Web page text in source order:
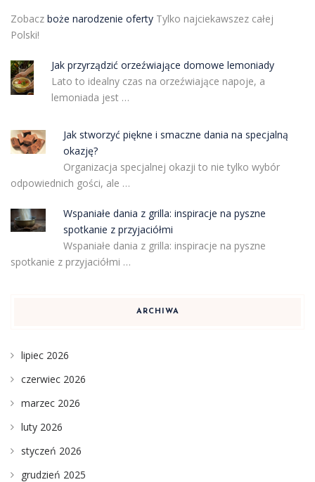
Zobacz boże narodzenie oferty Tylko najciekawszez całej
Polski!
Jak przyrządzić orzeźwiające domowe lemoniady
Lato to idealny czas na orzeźwiające napoje, a
lemoniada jest …
Jak stworzyć piękne i smaczne dania na specjalną
okazję?
Organizacja specjalnej okazji to nie tylko wybór
odpowiednich gości, ale …
Wspaniałe dania z grilla: inspiracje na pyszne
spotkanie z przyjaciółmi
Wspaniałe dania z grilla: inspiracje na pyszne
spotkanie z przyjaciółmi …
ARCHIWA
lipiec 2026
czerwiec 2026
marzec 2026
luty 2026
styczeń 2026
grudzień 2025